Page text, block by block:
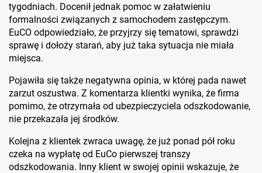
tygodniach. Docenił jednak pomoc w załatwieniu
formalności związanych z samochodem zastępczym.
EuCO odpowiedziało, że przyjrzy się tematowi, sprawdzi
sprawę i dołoży starań, aby już taka sytuacja nie miała
miejsca.
Pojawiła się także negatywna opinia, w której pada nawet
zarzut oszustwa. Z komentarza klientki wynika, że firma
pomimo, że otrzymała od ubezpieczyciela odszkodowanie,
nie przekazała jej środków.
Kolejna z klientek zwraca uwagę, że już ponad pół roku
czeka na wypłatę od EuCo pierwszej transzy
odszkodowania. Inny klient w swojej opinii wskazuje, że